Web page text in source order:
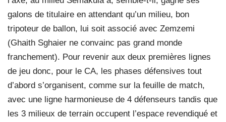
galons de titulaire en attendant qu’un milieu, bon
tripoteur de ballon, lui soit associé avec Zemzemi
(Ghaith Sghaier ne convainc pas grand monde
franchement). Pour revenir aux deux premières lignes
de jeu donc, pour le CA, les phases défensives tout
d’abord s’organisent, comme sur la feuille de match,
avec une ligne harmonieuse de 4 défenseurs tandis que
les 3 milieux de terrain occupent l’espace revendiqué et